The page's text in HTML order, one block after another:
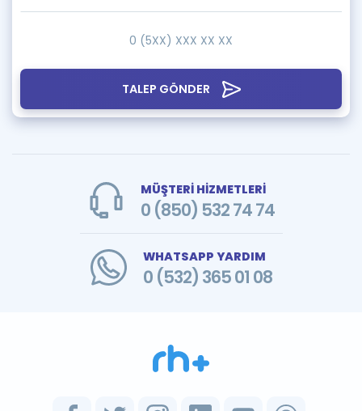
TALEP GÖNDER
MÜŞTERİ HİZMETLERİ
0 (850) 532 74 74
WHATSAPP YARDIM
0 (532) 365 01 08